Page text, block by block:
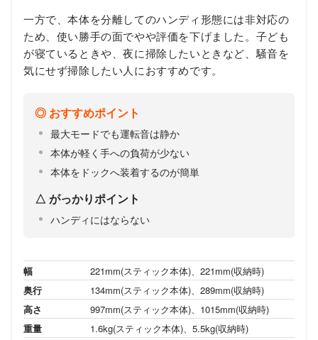
一方で、本体を分離してのハンディ形態には非対応の
ため、使い勝手の面でやや評価を下げました。子ども
が寝ているときや、夜に掃除したいときなど、騒音を
気にせず掃除したい人におすすめです。
おすすめポイント
最大モードでも運転音は静か
本体が軽く手への負荷が少ない
本体をドックへ装着するのが簡単
がっかりポイント
ハンディにはならない
幅
221mm(スティック本体)、221mm(収納時)
奥行
134mm(スティック本体)、289mm(収納時)
高さ
997mm(スティック本体)、1015mm(収納時)
重量
1.6kg(スティック本体)、5.5kg(収納時)